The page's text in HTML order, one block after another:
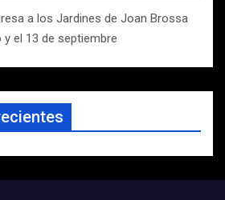
a los Jardines de Joan Brossa
el 13 de septiembre